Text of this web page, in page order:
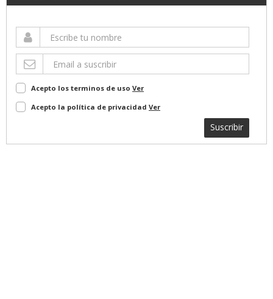
Acepto los terminos de uso Ver
Acepto la política de privacidad Ver
Suscribir